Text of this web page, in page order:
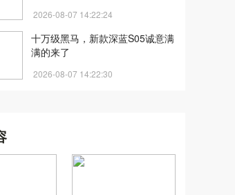
2026-08-07 14:22:24
十万级黑马，新款深蓝S05诚意满
满的来了
2026-08-07 14:22:30